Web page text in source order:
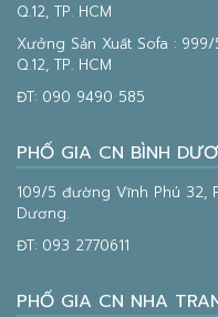
Q.12, TP. HCM
Xưởng Sản Xuất Sofa :
Q.12, TP. HCM
ĐT: 090 9490 585
PHỐ GIA CN BÌNH
109/5 đường Vĩnh Phú 32,
Dương.
ĐT: 093 2770611
PHỐ GIA CN NHA